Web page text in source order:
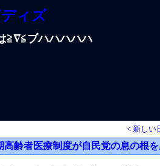
ィズ
≧∇≦ブハハハハハ
< 新しい
高齢者医療制度が自民党の息の根